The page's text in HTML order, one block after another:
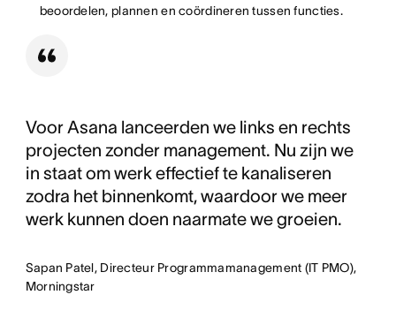
beoordelen, plannen en coördineren tussen functies.
Voor Asana lanceerden we links en rechts
projecten zonder management. Nu zijn we
in staat om werk effectief te kanaliseren
zodra het binnenkomt, waardoor we meer
werk kunnen doen naarmate we groeien.
Sapan Patel, Directeur Programmamanagement (IT PMO),
Morningstar